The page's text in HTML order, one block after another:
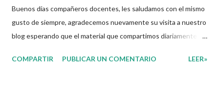
Buenos días compañeros docentes, les saludamos con el mismo
gusto de siempre, agradecemos nuevamente su visita a nuestro
blog esperando que el material que compartimos diariamente
decidimos compartir con ustedes este increíble Examen
COMPARTIR PUBLICAR UN COMENTARIO LEER»